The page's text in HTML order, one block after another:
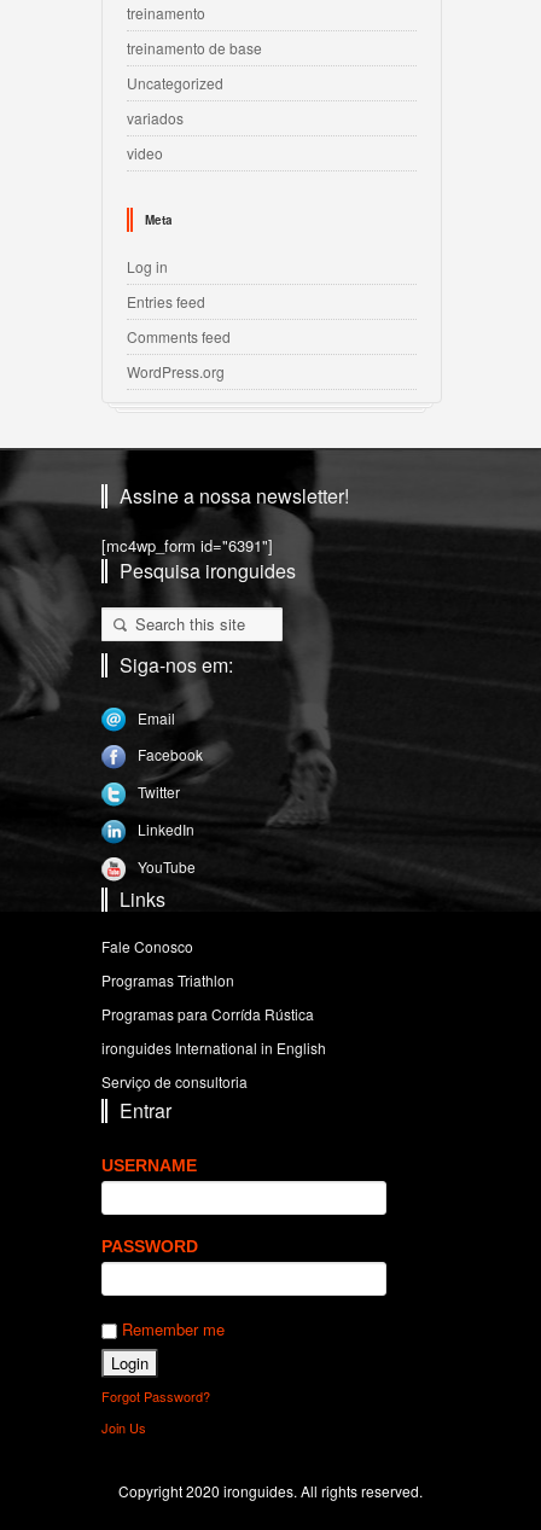
treinamento
treinamento de base
Uncategorized
variados
video
Meta
Log in
Entries feed
Comments feed
WordPress.org
Assine a nossa newsletter!
[mc4wp_form id="6391"]
Pesquisa ironguides
Siga-nos em:
Email
Facebook
Twitter
LinkedIn
YouTube
Links
Fale Conosco
Programas Triathlon
Programas para Corrída Rústica
ironguides International in English
Serviço de consultoria
Entrar
USERNAME
PASSWORD
Remember me
Forgot Password?
Join Us
Copyright 2020 ironguides. All rights reserved.